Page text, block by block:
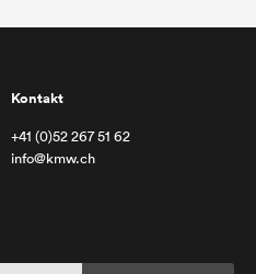
Kontakt
+41 (0)52 267 51 62
info@kmw.ch